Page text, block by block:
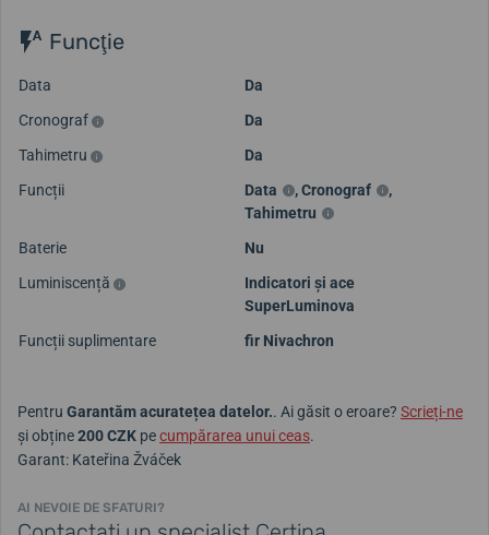
Funcţie
Data
Da
Cronograf
Da
Tahimetru
Da
Funcții
Data ,Cronograf
,
Tahimetru
Baterie
Nu
Luminiscență
Indicatori și ace
SuperLuminova
Funcții suplimentare
fir Nivachron
Pentru Garantăm acuratețea datelor.. Ai găsit o eroare? Scrieți-ne
și obține200 CZK pecumpărarea unui ceas.
Garant: Kateřina Žváček
AI NEVOIE DE SFATURI?